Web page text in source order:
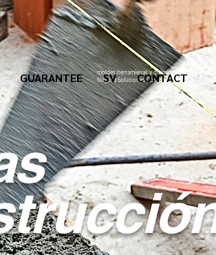
moldes,herramienas y químicos para la
Nogosa Soluciones Constructivas
GUARANTEE SV CONTACT